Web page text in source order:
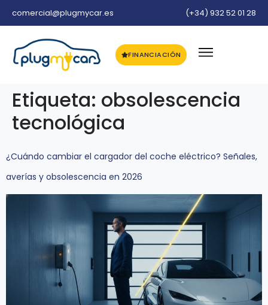
comercial@plugmycar.es (+34) 932 52 01 28
FINANCIACIÓN
Etiqueta: obsolescencia
tecnológica
¿Cuándo cambiar el cargador del coche eléctrico? Señales,
averías y obsolescencia en 2026